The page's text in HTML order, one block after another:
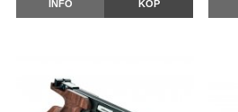
INFO KÖP